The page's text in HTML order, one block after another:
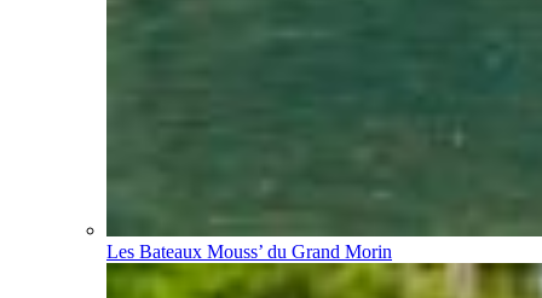
Les Bateaux Mouss’ du Grand Morin